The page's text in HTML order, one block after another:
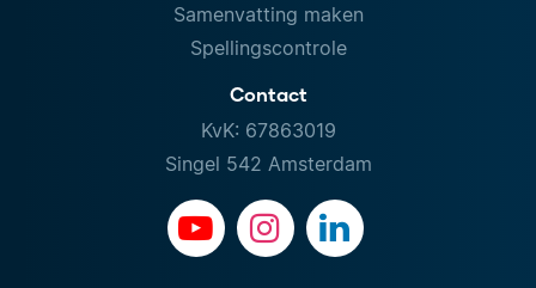
Samenvatting maken
Spellingscontrole
Contact
KvK: 67863019
Singel 542 Amsterdam